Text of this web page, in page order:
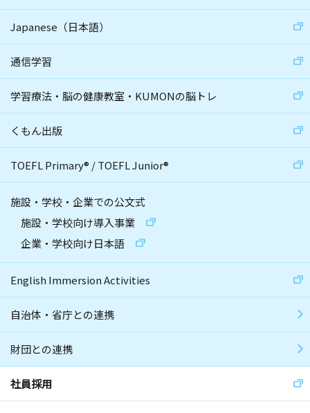
Japanese（日本語）
通信学習
学習療法・脳の健康教室・KUMONの脳トレ
くもん出版
TOEFL Primary® /TOEFL Junior®
施設・学校・企業での公文式
施設・学校向け導入事業
企業・学校向け日本語
English Immersion Activities
自治体・省庁との連携
財団との連携
社員採用